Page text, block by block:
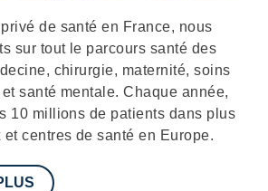
de santé en France, nous
sur tout le parcours santé des
chirurgie, maternité, soins
santé mentale. Chaque année,
10 millions de patients dans plus
centres de santé en Europe.